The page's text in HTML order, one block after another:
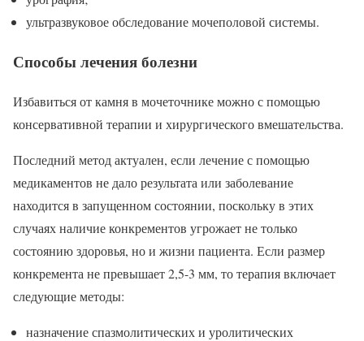
ультразвуковое обследование мочеполовой системы.
Способы лечения болезни
Избавиться от камня в мочеточнике можно с помощью
консервативной терапии и хирургического вмешательства.
Последний метод актуален, если лечение с помощью
медикаментов не дало результата или заболевание
находится в запущенном состоянии, поскольку в этих
случаях наличие конкрементов угрожает не только
состоянию здоровья, но и жизни пациента. Если размер
конкремента не превышает 2,5-3 мм, то терапия включает
следующие методы:
назначение спазмолитических и уролитических